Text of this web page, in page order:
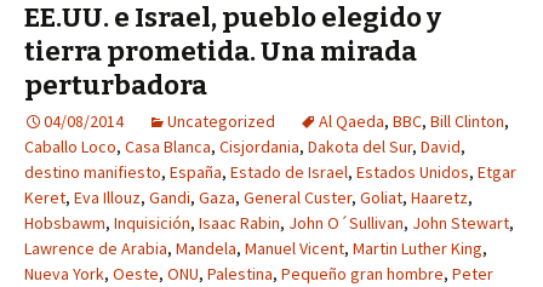
EE.UU. e Israel, pueblo elegido y
tierra prometida. Una mirada
perturbadora
04/08/2014 Uncategorized Al Qaeda, BBC, Bill Clinton,
Caballo Loco, Casa Blanca, Cisjordania, Dakota del Sur, David,
destino manifiesto, España, Estado de Israel, Estados Unidos, Etgar
Keret, Eva Illouz, Gandi, Gaza, General Custer, Goliat, Haaretz,
Hobsbawm, Inquisición, Isaac Rabin, John O´Sullivan, John Stewart,
Lawrence de Arabia, Mandela, Manuel Vicent, Martin Luther King,
Nueva York, Oeste, ONU, Palestina, Pequeño gran hombre, Peter